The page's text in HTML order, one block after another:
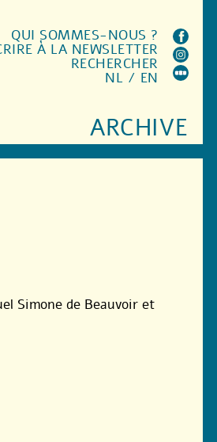
ARCHIVE
QUI SOMMES-NOUS ?
À LA NEWSLETTER
RECHERCHER
NL / EN
Simone de Beauvoir et